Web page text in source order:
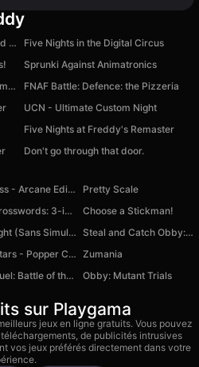
Five Nights at Freddy's Playground Sandbox
Five Nights in the Digital Circus
Sprunki Against Animatronics
FNAF Merge: The Battle of the Animatronics
FNAF Battle: Defence: the Pizzeria
UCN - Ultimate Custom Night
Five Nights at Freddy's Remaster
Don't go through that door.
3D Chess - Arcane Edition
Pretty Scale
Cozy Crosswords: 3-in-1 Collection
Choose a Stickman!
Sans Fight (Sans Simulator)
Steal and Catch Obby: Mini-Games
Mega Stars - Popper Crazy Zumania
Pistol Duel: Battle of the Guns Obby: Mutant Trials
sur Playgama
jeux en ligne gratuits. Vous pouvez
de publicités intrusives
vos jeux préférés directement dans votre